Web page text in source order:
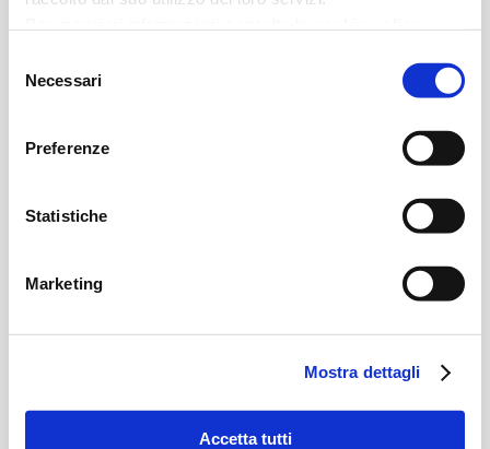
delNecessari
Preferenze
Statistiche
Marketing
Mostra dettagli
Accetta tutti
Telefono